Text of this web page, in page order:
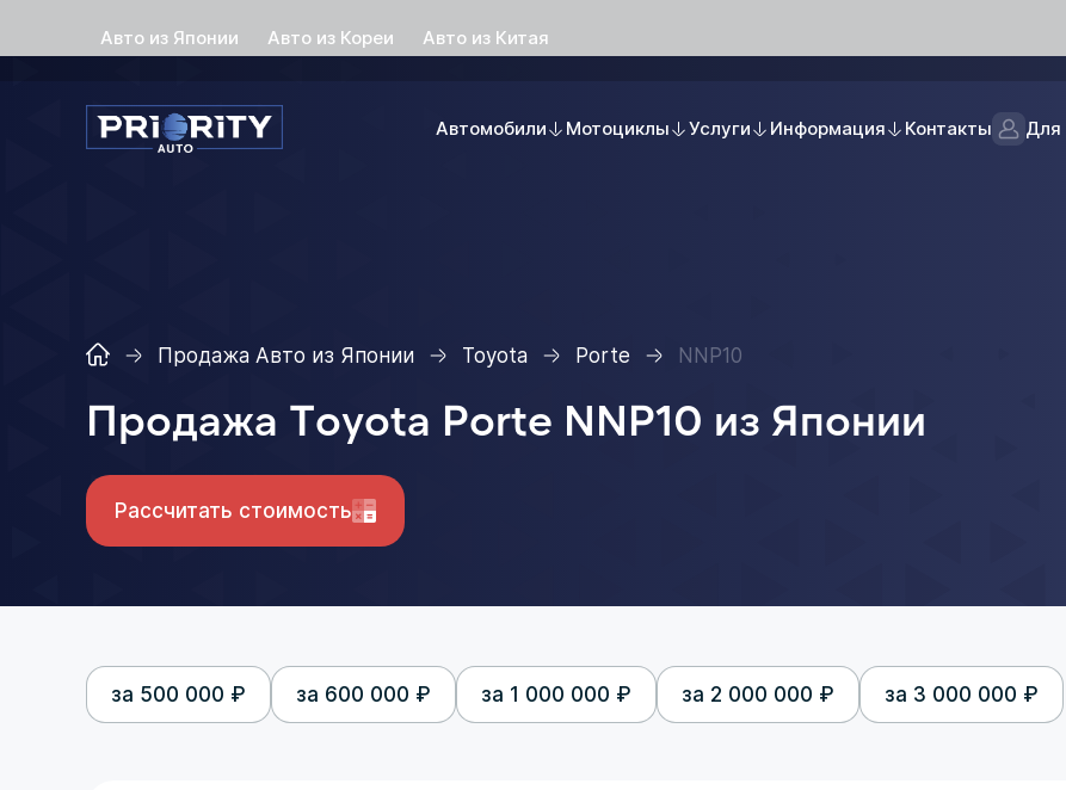
Авто из Японии Авто из Кореи Авто из Китая
Автомобили Мотоциклы Услуги Информация Контакты Для
Продажа Авто из Японии Toyota Porte NNP10
Продажа Toyota Porte NNP10 из Японии
Рассчитать стоимость
за 500 000 ₽ за 600 000 ₽ за 1 000 000 ₽ за 2 000 000 ₽ за 3 000 000 ₽